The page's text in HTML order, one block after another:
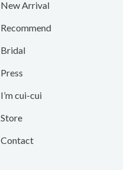
New Arrival
Recommend
Bridal
Press
I’m cui-cui
Store
Contact